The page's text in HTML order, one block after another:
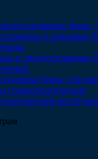
боры,
и алмазные
и твердосплавные
боры для
стоматологические